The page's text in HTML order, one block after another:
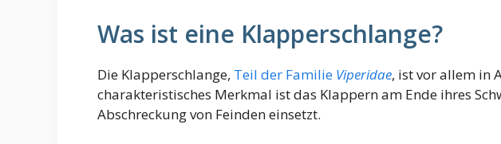
Was ist eine Klapperschlange?
Die Klapperschlange, Teil der Familie Viperidae, ist vor allem in
charakteristisches Merkmal ist das Klappern am Ende ihres
Abschreckung von Feinden einsetzt.